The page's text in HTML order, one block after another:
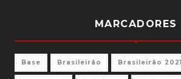
MARCADORES
Base Brasileirão Brasileirão 2021